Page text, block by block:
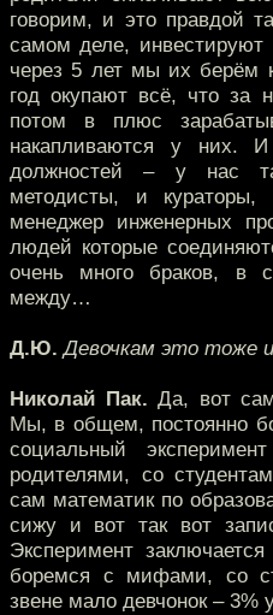
говорим, и это правдой
самом деле, инвестируют
через 5 лет мы их берём
год окупают всё, что за
потом в плюс
накапливаются у них.
должностей – у нас
методисты, и
менеджер инженерных
людей которые
очень много браков, в
между…
Д.Ю. Девочкам это тоже
Николай Пак. Да, вот
Мы, в общем, постоянно
социальный
родителями, со
сам математик по
сижу и вот так вот
Эксперимент
боремся с мифами, со
звене мало девчонок – 3%